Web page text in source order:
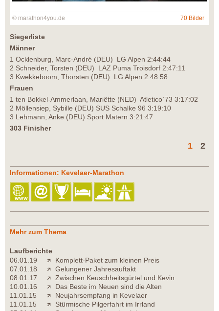
© marathon4you.de 70 Bilder
Siegerliste
Männer
1 Ocklenburg, Marc-André (DEU) LG Alpen 2:44:44
2 Schneider, Torsten (DEU) LAZ Puma Troisdorf 2:47:11
3 Kwekkeboom, Thorsten (DEU) LG Alpen 2:48:58
Frauen
1 ten Bokkel-Ammerlaan, Mariëtte (NED) Atletico`73 3:17:02
2 Möllensiep, Sybille (DEU) SUS Schalke 96 3:19:10
3 Lehmann, Anke (DEU) Sport Matern 3:21:47
303 Finisher
1 2
Informationen: Kevelaer-Marathon
Mehr zum Thema
Laufberichte
06.01.19
Komplett-Paket zum kleinen Preis
07.01.18
Gelungener Jahresauftakt
08.01.17
Zwischen Keuschheitsgürtel und Kevin
10.01.16
Das Beste im Neuen sind die Alten
11.01.15
Neujahrsempfang in Kevelaer
11.01.15
Stürmische Pilgerfahrt im Irrland